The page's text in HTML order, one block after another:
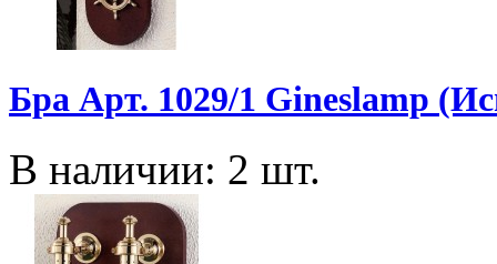
Бра Арт. 1029/1 Gineslamp
В наличии: 2 шт.